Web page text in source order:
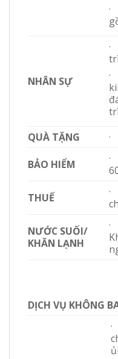
·
NHÂN SỰ
·
·
QUÀ TẶNG
BẢO HIỂM
·
THUẾ
·
NƯỚC SUỐI/
KHĂN LẠNH
·
DỊCH VỤ KHÔNG